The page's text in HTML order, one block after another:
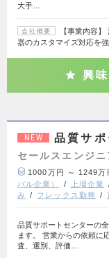
大手…
会社概要
【事業内容
器のカスタマイズ対応を
興
NEW 品質サ
セールスエンジニ
1000万円 ～ 1249万
バル企業）
上場企業
み
フレックス勤務
品質サポートセンターの
ます。 営業からの依頼に
査、選別、評価…